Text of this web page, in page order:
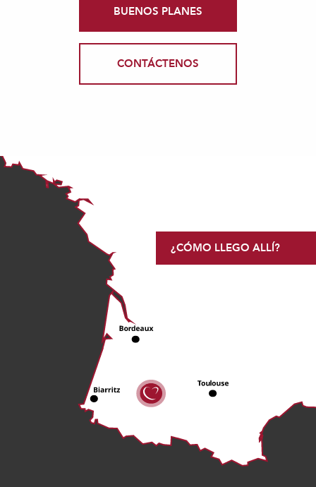
BUENOS PLANES
CONTÁCTENOS
¿CÓMO LLEGO ALLÍ?